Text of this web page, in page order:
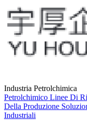
Industria Petrolchimica
Petrolchimico Linee Di
Della Produzione
Industriali